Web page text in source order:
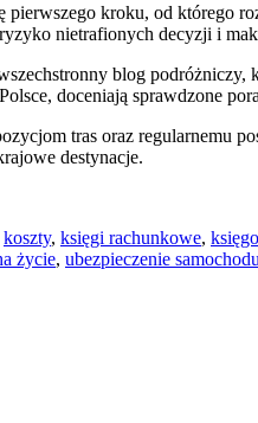
kroku, od którego
nietrafionych decyzji i
blog
doceniają sprawdzone
tras oraz regularnemu
destynacje.
koszty, księgi rachunkowe,
życie, ubezpieczenie samochodu